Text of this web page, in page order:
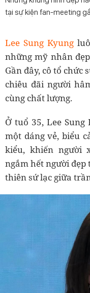
tại sự kiện fan-meeting
Lee Sung Kyung
những mỹ nhân
Gần đây, cô tổ chức
chiêu đãi người
cùng chất lượng.
Ở tuổ 35, Lee
một dáng vẻ, biểu
kiểu, khiến người
ngắm hết người
thiên sứ lạc giữa